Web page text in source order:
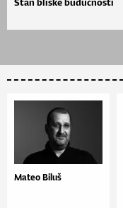
Mateo Biluš